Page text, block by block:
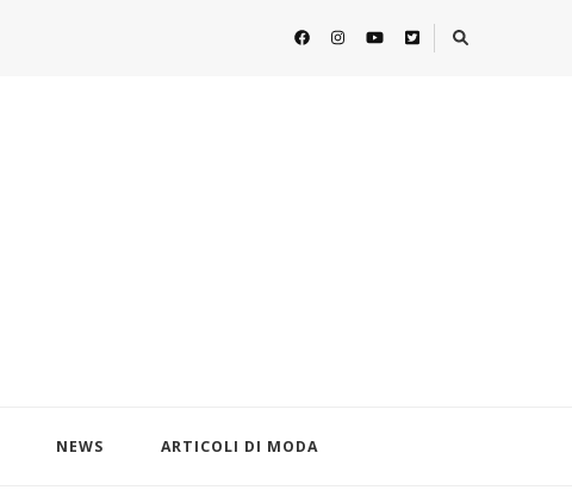
NEWS ARTICOLI DI MODA